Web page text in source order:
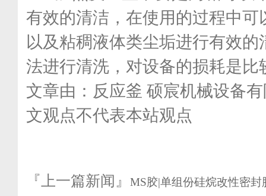
有效的清洁，在使用的过程中可
以及粘稠液体类尘垢进行有效
法进行清洗，对设备的损耗是比
文章由：反应釜 硕宸机械设备
文观点不代表本站观点
『上一篇新闻』 MS胶|单组份硅烷改性密封